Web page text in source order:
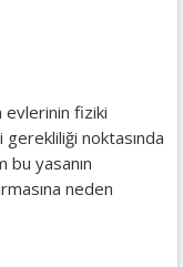
evlerinin fiziki
gerekliliği noktasında
yasanın
neden